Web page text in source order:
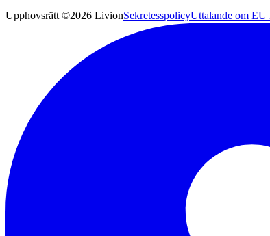
Upphovsrätt ©2026 LivionSekretesspolicyUttalande om EU